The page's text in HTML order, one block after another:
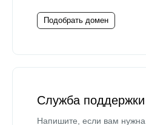
Подобрать домен
Служба поддержки
Напишите, если вам